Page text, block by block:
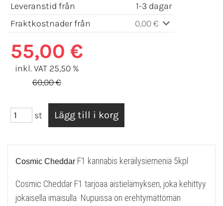
Leveranstid från
1-3 dagar
Fraktkostnader från
0,00 €
55,00 €
inkl. VAT 25,50 %
60,00 €
st
Cosmic Cheddar F1 kannabis keräilysiemeniä 5kpl
Cosmic Cheddar F1 tarjoaa aistielämyksen, joka kehittyy
jokaisella imaisulla. Nupuissa on erehtymättömän